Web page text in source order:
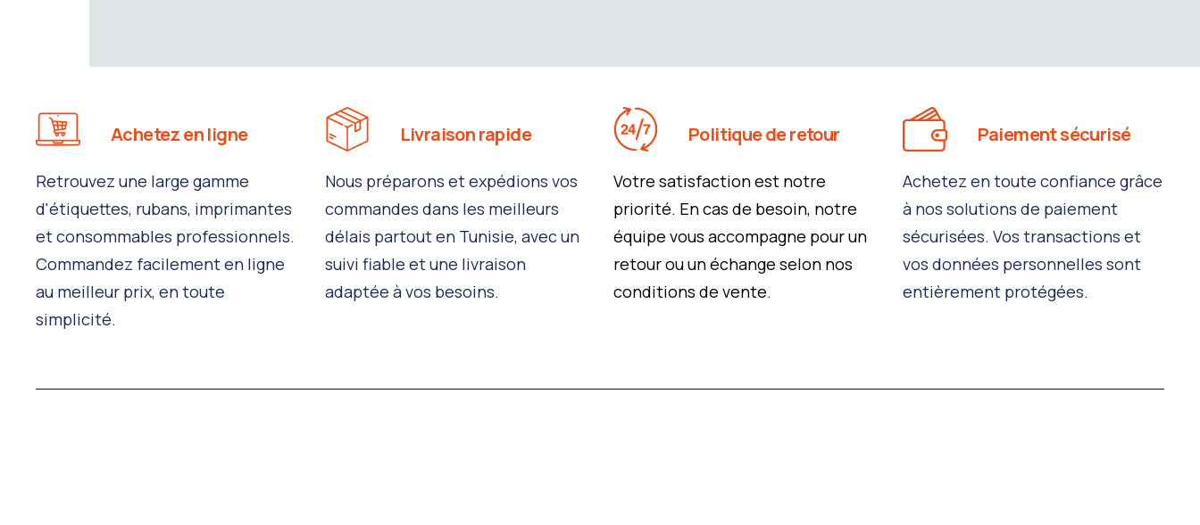
Achetez en ligne
Retrouvez une large gamme
d'étiquettes, rubans, imprimantes
et consommables professionnels.
Commandez facilement en ligne
au meilleur prix, en toute
simplicité.
Livraison rapide
Nous préparons et expédions vos
commandes dans les meilleurs
délais partout en Tunisie, avec un
suivi fiable et une livraison
adaptée à vos besoins.
Politique de retour
Votre satisfaction est notre
priorité. En cas de besoin, notre
équipe vous accompagne pour un
retour ou un échange selon nos
conditions de vente.
Paiement sécurisé
Achetez en toute confiance grâce
à nos solutions de paiement
sécurisées. Vos transactions et
vos données personnelles sont
entièrement protégées.